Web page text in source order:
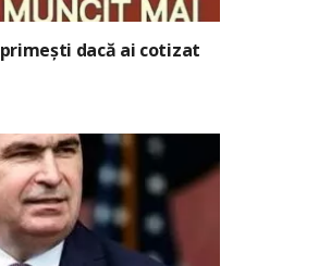
dacă ai cotizat